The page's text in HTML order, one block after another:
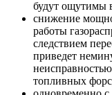
будут ощутимы
снижение
работы
следствием
приведет
топливных